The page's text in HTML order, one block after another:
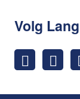
Volg